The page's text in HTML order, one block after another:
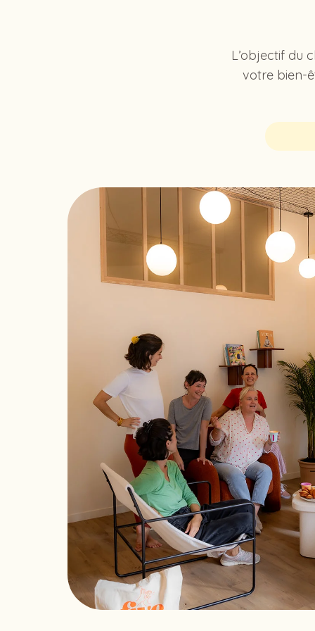
L’objectif du
votre bien-